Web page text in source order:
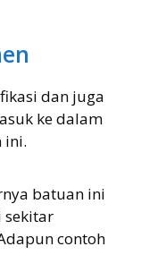
dan juga
ke dalam
ini.
batuan ini
sekitar
contoh